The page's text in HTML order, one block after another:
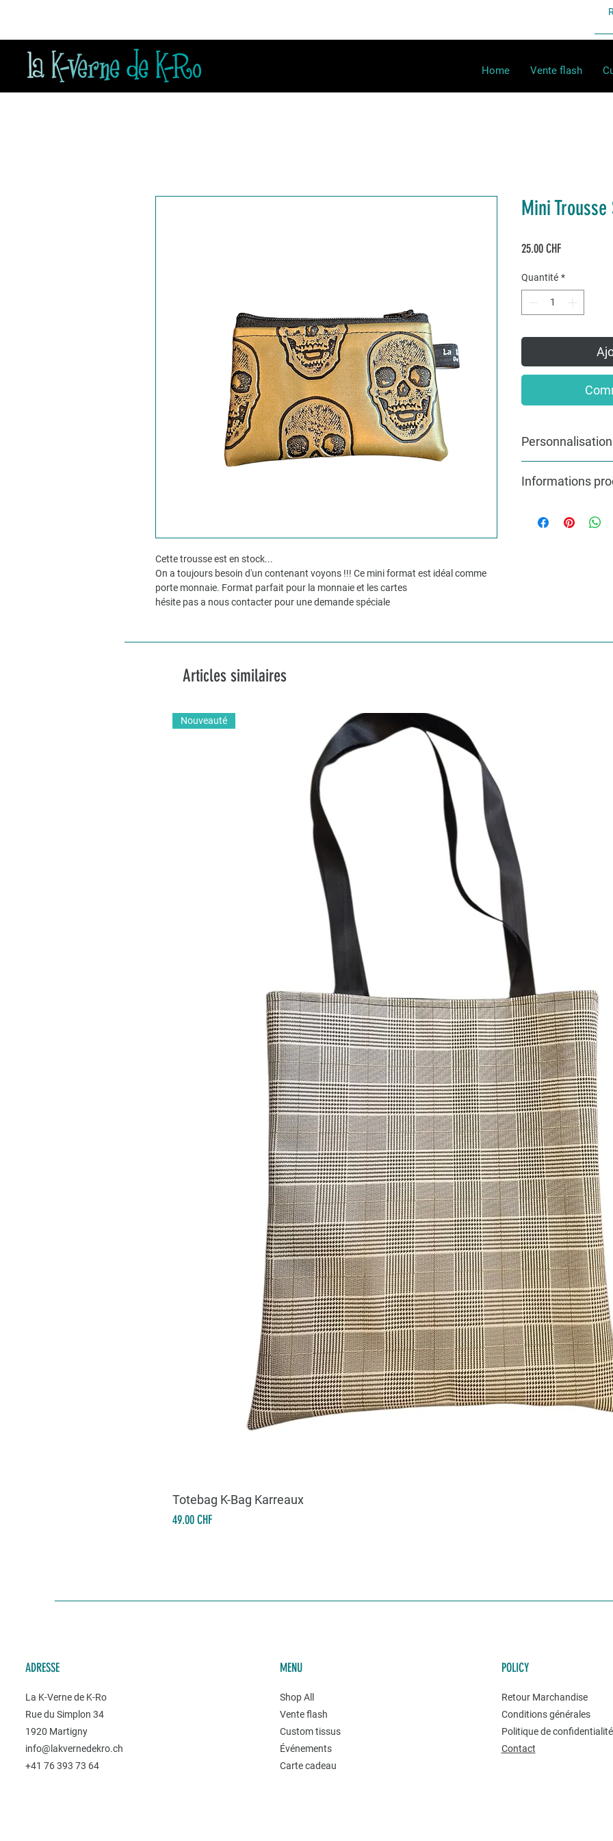
Home Vente flash
Cette trousse est en stock...
On a toujours besoin d'un contenant voyons !!! Ce mini format est idéal comme
porte monnaie. Format parfait pour la monnaie et les cartes
hésite pas a nous contacter pour une demande spéciale
Mini
25.00 CHFPrix
Quantité *
Personnalisation
mesure, n’hésitez
Informations
Possibilité de faire
Articles similaires
Nouveauté
Totebag K-Bag Karreaux
Prix
49.00 CHF
ADRESSE
La K-Verne de K-Ro
Rue du Simplon 34
1920 Martigny
info@lakvernedekro.ch
+41 76 393 73 64
MENU
Shop All
Vente flash
Custom tissus
Événements
Carte cadeau
POLICY
Retour Marchandise
Conditions générales
Politique de
Contact